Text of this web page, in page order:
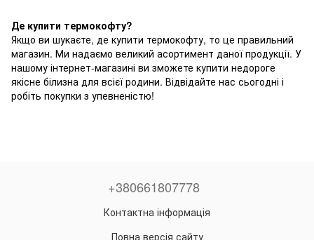
Де купити термокофту?
Якщо ви шукаєте, де купити термокофту, то це правильний
магазин. Ми надаємо великий асортимент даної продукції. У
нашому інтернет-магазині ви зможете купити недороге
якісне білизна для всієї родини. Відвідайте нас сьогодні і
робіть покупки з упевненістю!
+380661807778
Контактна інформація
Повна версія сайту